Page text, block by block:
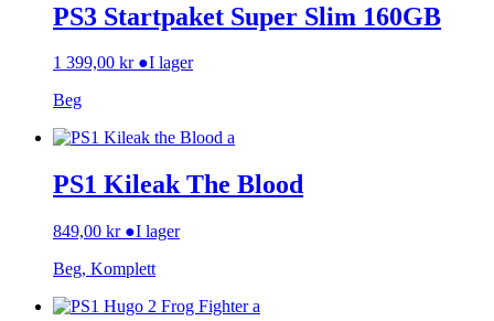
PS3 Startpaket Super Slim 160GB
1 399,00 kr ●I lager
Beg
PS1 Kileak The Blood
849,00 kr ●I lager
Beg, Komplett